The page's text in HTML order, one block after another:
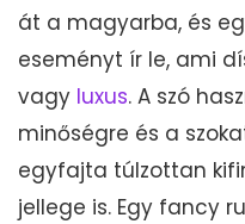
át a magyarba, és
eseményt ír le, ami
vagy luxus. A szó
minőségre és a
egyfajta túlzottan
jellege is. Egy fancy